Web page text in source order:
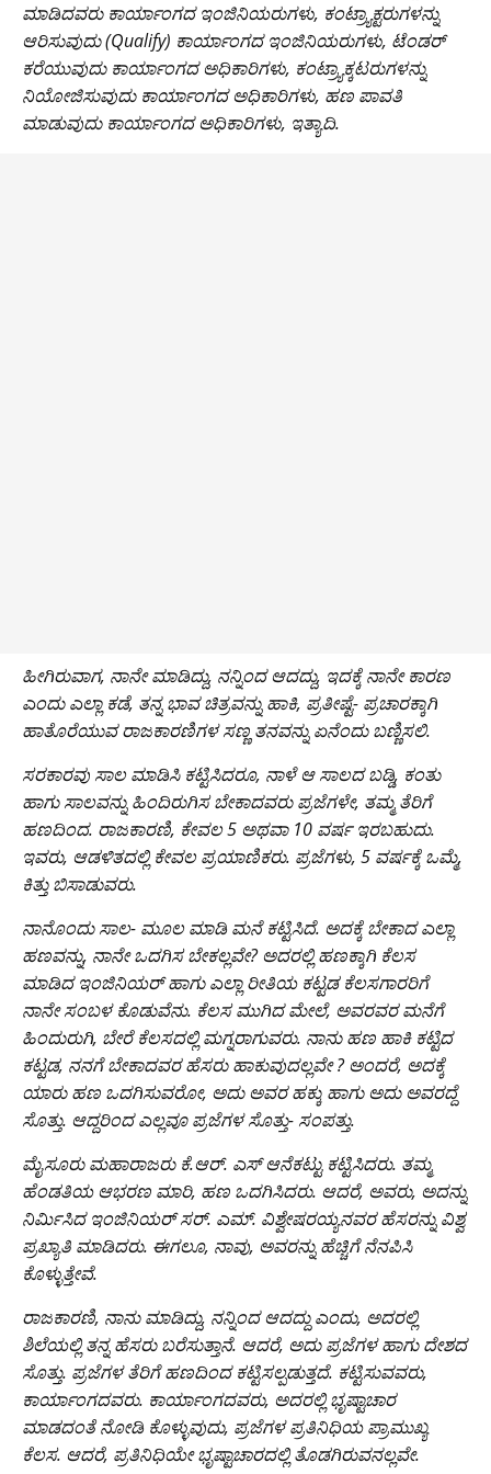
o
o
k
p
p
n
k
m
ಮಾಡಿದವರು ಕಾರ್ಯಾಂಗದ ಇಂಜಿನಿಯರುಗಳು, ಕಂಟ್ರ್ಯಾಕ್ಟರುಗಳನ್ನು
ಆರಿಸುವುದು (Qualify) ಕಾರ್ಯಾಂಗದ ಇಂಜಿನಿಯರುಗಳು, ಟೆಂಡರ್
ಕರೆಯುವುದು ಕಾರ್ಯಾಂಗದ ಅಧಿಕಾರಿಗಳು, ಕಂಟ್ರ್ಯಾಕ್ಕಟರುಗಳನ್ನು
ನಿಯೋಜಿಸುವುದು ಕಾರ್ಯಾಂಗದ ಅಧಿಕಾರಿಗಳು, ಹಣ ಪಾವತಿ
ಮಾಡುವುದು ಕಾರ್ಯಾಂಗದ ಅಧಿಕಾರಿಗಳು, ಇತ್ಯಾದಿ.
ಹೀಗಿರುವಾಗ, ನಾನೇ ಮಾಡಿದ್ದು, ನನ್ನಿಂದ ಆದದ್ದು, ಇದಕ್ಕೆ ನಾನೇ ಕಾರಣ
ಎಂದು ಎಲ್ಲಾ ಕಡೆ, ತನ್ನ ಭಾವ ಚಿತ್ರವನ್ನು ಹಾಕಿ, ಪ್ರತೀಷ್ಟೆ- ಪ್ರಚಾರಕ್ಕಾಗಿ
ಹಾತೊರೆಯುವ ರಾಜಕಾರಣಿಗಳ ಸಣ್ಣ ತನವನ್ನು ಏನೆಂದು ಬಣ್ಣಿಸಲಿ.
ಸರಕಾರವು ಸಾಲ ಮಾಡಿಸಿ ಕಟ್ಟಿಸಿದರೂ, ನಾಳೆ ಆ ಸಾಲದ ಬಡ್ಡಿ, ಕಂತು
ಹಾಗು ಸಾಲವನ್ನು ಹಿಂದಿರುಗಿಸ ಬೇಕಾದವರು ಪ್ರಜೆಗಳೇ, ತಮ್ಮ ತೆರಿಗೆ
ಹಣದಿಂದ. ರಾಜಕಾರಣಿ, ಕೇವಲ 5 ಅಥವಾ 10 ವರ್ಷ ಇರಬಹುದು.
ಇವರು, ಆಡಳಿತದಲ್ಲಿ ಕೇವಲ ಪ್ರಯಾಣಿಕರು. ಪ್ರಜೆಗಳು, 5 ವರ್ಷಕ್ಕೆ ಒಮ್ಮೆ,
ಕಿತ್ತು ಬಿಸಾಡುವರು.
ನಾನೊಂದು ಸಾಲ- ಮೂಲ ಮಾಡಿ ಮನೆ ಕಟ್ಟಿಸಿದೆ. ಅದಕ್ಕೆ ಬೇಕಾದ ಎಲ್ಲಾ
ಹಣವನ್ನು, ನಾನೇ ಒದಗಿಸ ಬೇಕಲ್ಲವೇ? ಅದರಲ್ಲಿ ಹಣಕ್ಕಾಗಿ ಕೆಲಸ
ಮಾಡಿದ ಇಂಜಿನಿಯರ್ ಹಾಗು ಎಲ್ಲಾ ರೀತಿಯ ಕಟ್ಟಡ ಕೆಲಸಗಾರರಿಗೆ
ನಾನೇ ಸಂಬಳ ಕೊಡುವೆನು. ಕೆಲಸ ಮುಗಿದ ಮೇಲೆ, ಅವರವರ ಮನೆಗೆ
ಹಿಂದುರುಗಿ, ಬೇರೆ ಕೆಲಸದಲ್ಲಿ ಮಗ್ನರಾಗುವರು. ನಾನು ಹಣ ಹಾಕಿ ಕಟ್ಟಿದ
ಕಟ್ಟಡ, ನನಗೆ ಬೇಕಾದವರ ಹೆಸರು ಹಾಕುವುದಲ್ಲವೇ ? ಅಂದರೆ, ಅದಕ್ಕೆ
ಯಾರು ಹಣ ಒದಗಿಸುವರೋ, ಅದು ಅವರ ಹಕ್ಕು ಹಾಗು ಅದು ಅವರದ್ದೆ
ಸೊತ್ತು. ಆದ್ದರಿಂದ ಎಲ್ಲವೂ ಪ್ರಜೆಗಳ ಸೊತ್ತು- ಸಂಪತ್ತು.
ಮೈಸೂರು ಮಹಾರಾಜರು ಕೆ.ಆರ್. ಎಸ್ ಆನೆಕಟ್ಟು ಕಟ್ಟಿಸಿದರು. ತಮ್ಮ
ಹೆಂಡತಿಯ ಆಭರಣ ಮಾರಿ, ಹಣ ಒದಗಿಸಿದರು. ಆದರೆ, ಅವರು, ಅದನ್ನು
ನಿರ್ಮಿಸಿದ ಇಂಜಿನಿಯರ್ ಸರ್. ಎಮ್. ವಿಶ್ವೇಷರಯ್ಯನವರ ಹೆಸರನ್ನು ವಿಶ್ವ
ಪ್ರಖ್ಯಾತಿ ಮಾಡಿದರು. ಈಗಲೂ, ನಾವು, ಅವರನ್ನು ಹೆಚ್ಚಿಗೆ ನೆನಪಿಸಿ
ಕೊಳ್ಳುತ್ತೇವೆ.
ರಾಜಕಾರಣಿ, ನಾನು ಮಾಡಿದ್ದು, ನನ್ನಿಂದ ಆದದ್ದು ಎಂದು, ಅದರಲ್ಲಿ
ಶಿಲೆಯಲ್ಲಿ ತನ್ನ ಹೆಸರು ಬರೆಸುತ್ತಾನೆ. ಆದರೆ, ಅದು ಪ್ರಜೆಗಳ ಹಾಗು ದೇಶದ
ಸೊತ್ತು. ಪ್ರಜೆಗಳ ತೆರಿಗೆ ಹಣದಿಂದ ಕಟ್ಟಿಸಲ್ಪಡುತ್ತದೆ. ಕಟ್ಟಿಸುವವರು,
ಕಾರ್ಯಾಂಗದವರು. ಕಾರ್ಯಾಂಗದವರು, ಅದರಲ್ಲಿ ಭೃಷ್ಟಾಚಾರ
ಮಾಡದಂತೆ ನೋಡಿ ಕೊಳ್ಳುವುದು, ಪ್ರಜೆಗಳ ಪ್ರತಿನಿಧಿಯ ಪ್ರಾಮುಖ್ಯ
ಕೆಲಸ. ಆದರೆ, ಪ್ರತಿನಿಧಿಯೇ ಭೃಷ್ಟಾಚಾರದಲ್ಲಿ ತೊಡಗಿರುವನಲ್ಲವೇ.